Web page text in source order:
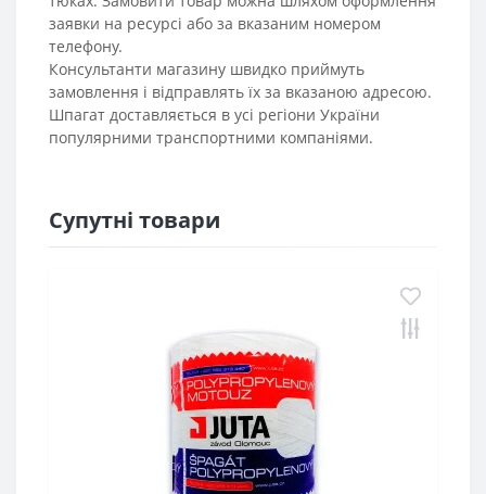
заявки на ресурсі або за вказаним номером
телефону.
Консультанти магазину швидко приймуть
замовлення і відправлять їх за вказаною адресою.
Шпагат доставляється в усі регіони України
популярними транспортними компаніями.
Супутні товари